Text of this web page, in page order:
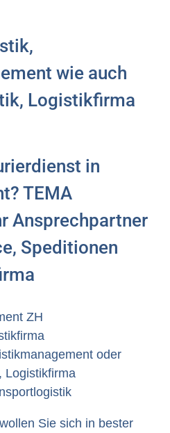
wie auch
Logistikfirma
in
TEMA
Ansprechpartner
Speditionen
ZH
oder
Logistikfirma
Sie sich in bester